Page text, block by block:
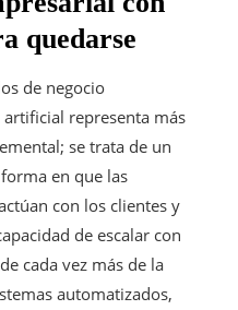
quedarse
de negocio
representa más
se trata de un
en que las
con los clientes y
de escalar con
cada vez más de la
automatizados,